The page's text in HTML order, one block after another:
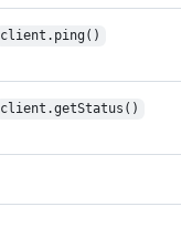
client.ping()
client.getStatus()